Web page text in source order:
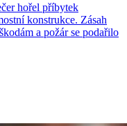
hořel příbytek
konstrukce. Zásah
a požár se podařilo